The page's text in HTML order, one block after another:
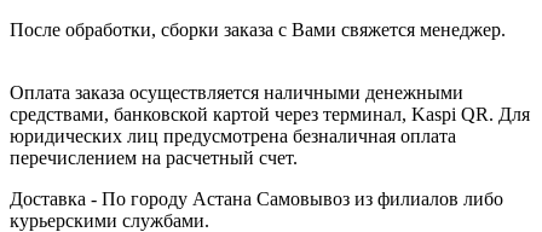
После обработки, сборки заказа с Вами свяжется менеджер.
Оплата заказа осуществляется наличными денежными
средствами, банковской картой через терминал, Kaspi QR. Для
юридических лиц предусмотрена безналичная оплата
перечислением на расчетный счет.
Доставка - По городу Астана Самовывоз из филиалов либо
курьерскими службами.